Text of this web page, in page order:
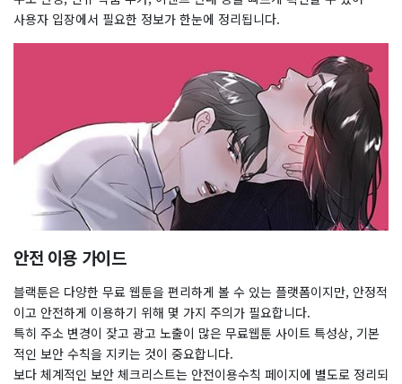
사용자 입장에서 필요한 정보가 한눈에 정리됩니다.
안전 이용 가이드
블랙툰은 다양한 무료 웹툰을 편리하게 볼 수 있는 플랫폼이지만, 안정적
이고 안전하게 이용하기 위해 몇 가지 주의가 필요합니다.
특히 주소 변경이 잦고 광고 노출이 많은 무료웹툰 사이트 특성상, 기본
적인 보안 수칙을 지키는 것이 중요합니다.
​보다 체계적인 보안 체크리스트는 안전이용수칙 페이지에 별도로 정리되